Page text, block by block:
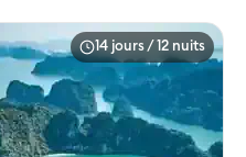
14 jours / 12 nuits